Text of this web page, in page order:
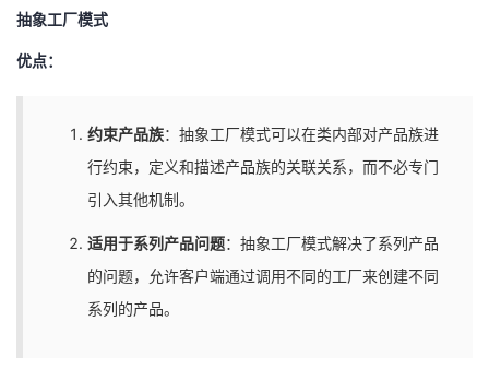
抽象工厂模式
优点：
约束产品族：抽象工厂模式可以在类内部对产品族进
行约束，定义和描述产品族的关联关系，而不必专门
引入其他机制。
适用于系列产品问题：抽象工厂模式解决了系列产品
的问题，允许客户端通过调用不同的工厂来创建不同
系列的产品。